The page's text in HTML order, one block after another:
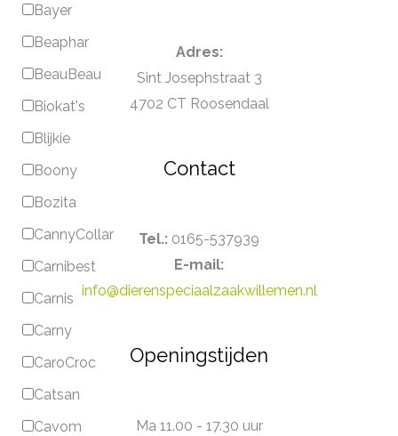
Bayer
Beaphar
BeauBeau
Biokat's
Blijkie
Boony
Bozita
CannyCollar
Carnibest
Carnis
Carny
CaroCroc
Catsan
Cavom
Adres:
Sint Josephstraat 3
4702 CT Roosendaal
Contact
Tel.: 0165-537939
E-mail:
info@dierenspeciaalzaakwillemen.nl
Openingstijden
Ma 11.00 - 17.30 uur